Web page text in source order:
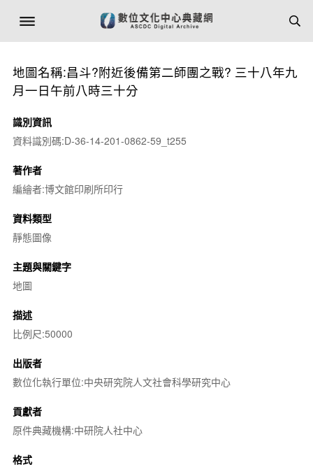
地圖名稱:昌斗?附近後備第二師團之戰? 三十八年九
月一日午前八時三十分
識別資訊
資料識別碼:D-36-14-201-0862-59_t255
著作者
編繪者:博文館印刷所印行
資料類型
靜態圖像
主題與關鍵字
地圖
描述
比例尺:50000
出版者
數位化執行單位:中央研究院人文社會科學研究中心
貢獻者
原件典藏機構:中研院人社中心
格式